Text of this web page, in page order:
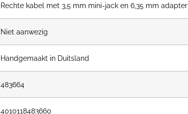
Rechte kabel met 3,5 mm mini-jack en 6,35 mm adapter
Niet aanwezig
Handgemaakt in Duitsland
483664
4010118483660